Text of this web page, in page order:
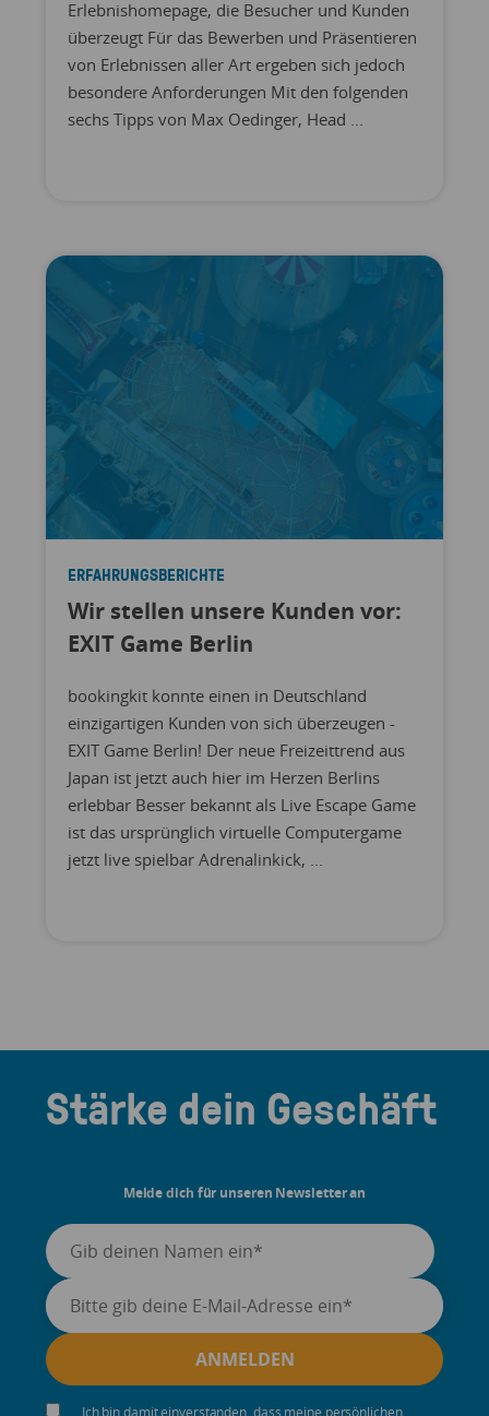
Erlebnishomepage, die Besucher und Kunden
überzeugt Für das Bewerben und Präsentieren
von Erlebnissen aller Art ergeben sich jedoch
besondere Anforderungen Mit den folgenden
sechs Tipps von Max Oedinger, Head ...
ERFAHRUNGSBERICHTE
Wir stellen unsere Kunden vor:
EXIT Game Berlin
bookingkit konnte einen in Deutschland
einzigartigen Kunden von sich überzeugen -
EXIT Game Berlin! Der neue Freizeittrend aus
Japan ist jetzt auch hier im Herzen Berlins
erlebbar Besser bekannt als Live Escape Game
ist das ursprünglich virtuelle Computergame
jetzt live spielbar Adrenalinkick, ...
Stärke dein Geschäft
Melde dich für unseren Newsletter an
Ich bin damit einverstanden, dass meine persönlichen